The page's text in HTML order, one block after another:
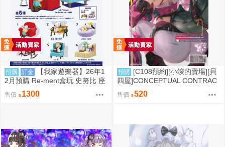
預購 訂金
【我家遊樂器】26年1
2月預購 Re-ment盒玩 史努比 座
售價 1300
預購 [C108預約][小竣的賣場][貝
四屋]CONCEPTUAL CONTRAC
T 明日方舟：終末地 同人誌id=37
87389
售價 520